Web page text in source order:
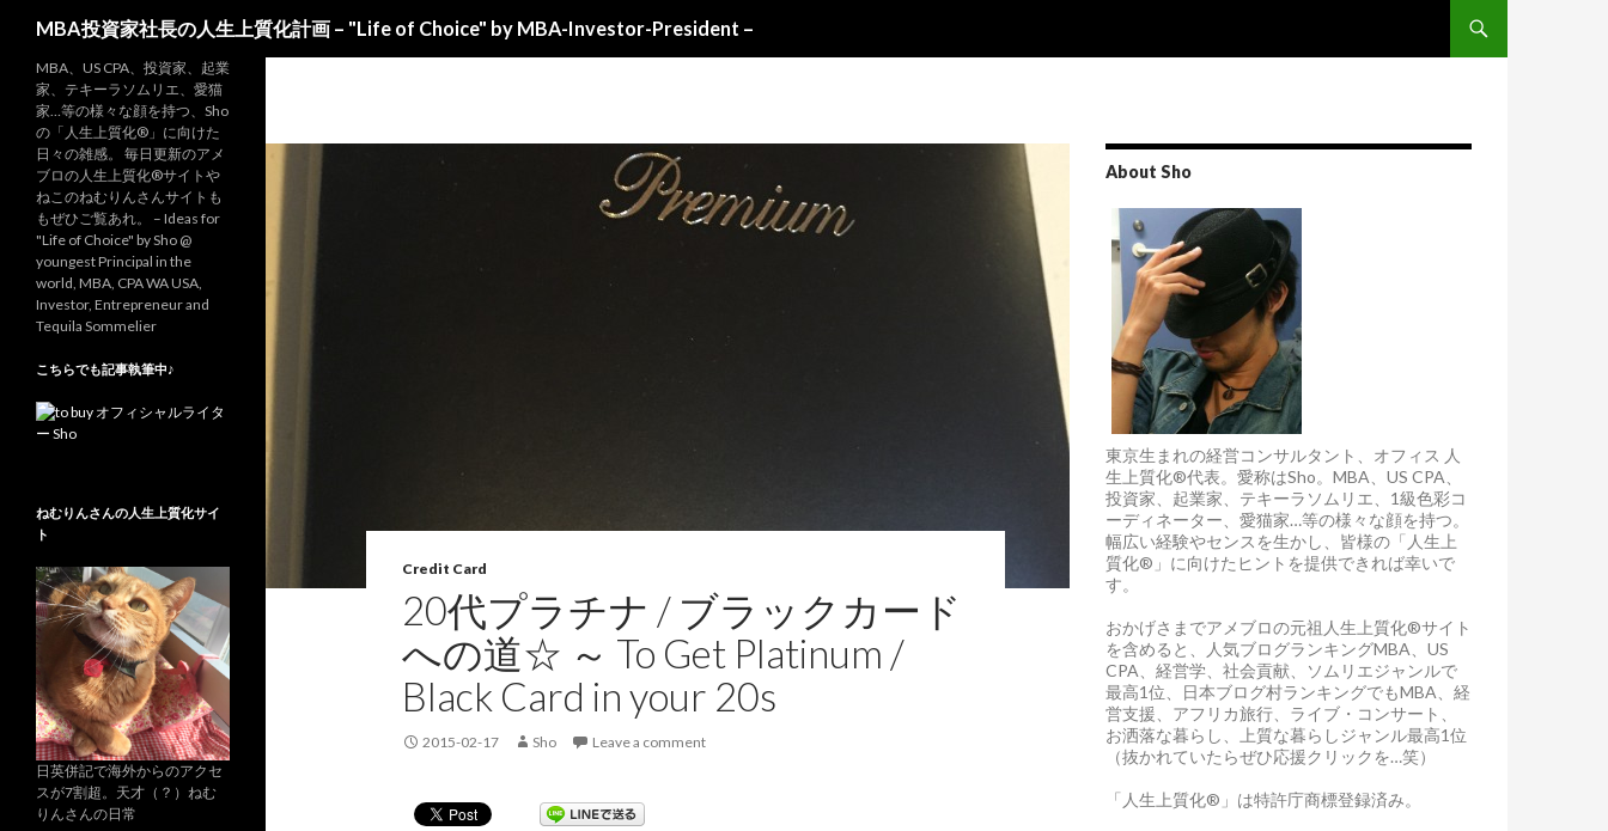
MBA投資家社長の人生上質化計画 – "Life of Choice" by MBA-Investor-President –
Credit Card
20代プラチナ / ブラックカード
への道☆ ～ To Get Platinum /
Black Card in your 20s
2015-02-17 Sho Leave a comment
About Sho
東京生まれの経営コンサルタント、オフィス 人
生上質化®代表。愛称はSho。MBA、US CPA、
投資家、起業家、テキーラソムリエ、1級色彩コ
ーディネーター、愛猫家…等の様々な顔を持つ。
幅広い経験やセンスを生かし、皆様の「人生上
質化®」に向けたヒントを提供できれば幸いで
す。
おかげさまでアメブロの元祖人生上質化®サイト
を含めると、人気ブログランキングMBA、US
CPA、経営学、社会貢献、ソムリエジャンルで
最高1位、日本ブログ村ランキングでもMBA、経
営支援、アフリカ旅行、ライブ・コンサート、
お洒落な暮らし、上質な暮らしジャンル最高1位
（抜かれていたらぜひ応援クリックを…笑）
「人生上質化®」は特許庁商標登録済み。
MBA、US CPA、投資家、起業
家、テキーラソムリエ、愛猫
家…等の様々な顔を持つ、Sho
の「人生上質化®」に向けた
日々の雑感。 毎日更新のアメ
ブロの人生上質化®サイトや
ねこのねむりんさんサイトも
もぜひご覧あれ。 – Ideas for
"Life of Choice" by Sho @
youngest Principal in the
world, MBA, CPA WA USA,
Investor, Entrepreneur and
Tequila Sommelier
こちらでも記事執筆中♪
ねむりんさんの人生上質化サイ
ト
日英併記で海外からのアクセ
スが7割超。天才（？）ねむ
りんさんの日常